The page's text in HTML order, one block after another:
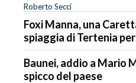
Roberto Secci
Foxi Manna, una
spiaggia di Tertenia
Baunei, addio a Mario
spicco del paese